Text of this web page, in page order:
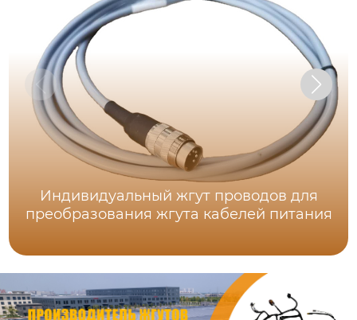
Индивидуальный жгут проводов для
преобразования жгута кабелей питания